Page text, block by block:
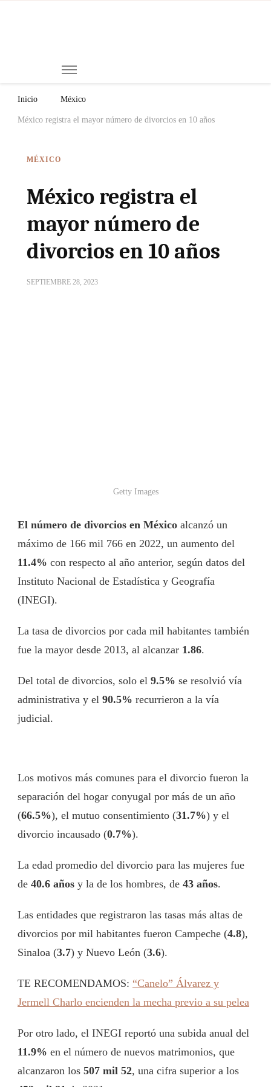
Inicio México
México registra el mayor número de divorcios en 10 años
MÉXICO
México registra el
mayor número de
divorcios en 10 años
SEPTIEMBRE 28, 2023
Getty Images
El número de divorcios en México alcanzó un
máximo de 166 mil 766 en 2022, un aumento del
11.4% con respecto al año anterior, según datos del
Instituto Nacional de Estadística y Geografía
(INEGI).
La tasa de divorcios por cada mil habitantes también
fue la mayor desde 2013, al alcanzar 1.86.
Del total de divorcios, solo el 9.5% se resolvió vía
administrativa y el 90.5% recurrieron a la vía
judicial.
Los motivos más comunes para el divorcio fueron la
separación del hogar conyugal por más de un año
(66.5%), el mutuo consentimiento (31.7%) y el
divorcio incausado (0.7%).
La edad promedio del divorcio para las mujeres fue
de 40.6 años y la de los hombres, de 43 años.
Las entidades que registraron las tasas más altas de
divorcios por mil habitantes fueron Campeche (4.8),
Sinaloa (3.7) y Nuevo León (3.6).
TE RECOMENDAMOS: “Canelo” Álvarez y
Jermell Charlo encienden la mecha previo a su pelea
Por otro lado, el INEGI reportó una subida anual del
11.9% en el número de nuevos matrimonios, que
alcanzaron los 507 mil 52, una cifra superior a los